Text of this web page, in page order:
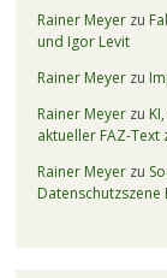
Rainer Meyerzu
und Igor Levit
Rainer Meyerzu
Rainer Meyerzu
aktueller FAZ-Text
Rainer Meyerzu
Datenschutzszene